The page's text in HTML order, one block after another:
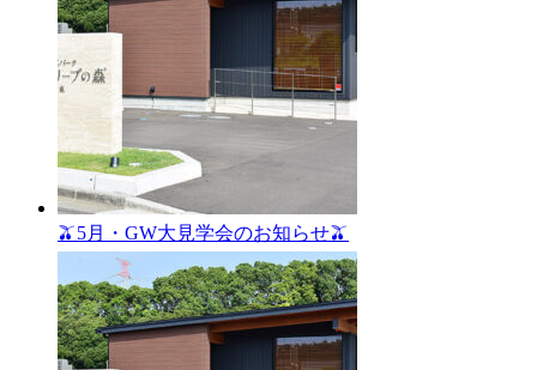
🫒5月・GW大見学会のお知らせ🫒